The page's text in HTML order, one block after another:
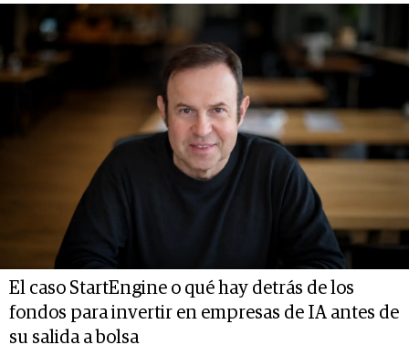
El caso StartEngine o qué hay detrás de los
fondos para invertir en empresas de IA antes de
su salida a bolsa